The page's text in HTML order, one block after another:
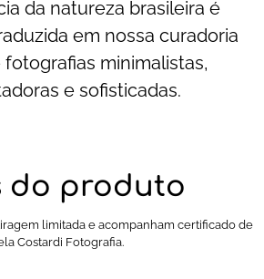
da natureza brasileira é
em nossa curadoria
minimalistas,
e sofisticadas.
do produto
limitada e acompanham certificado de
Costardi Fotografia.